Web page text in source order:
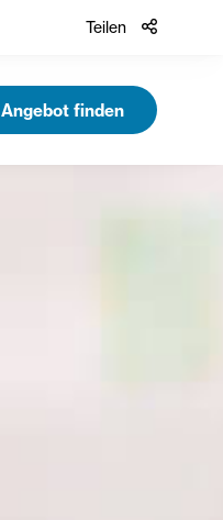
Teilen
Angebot finden